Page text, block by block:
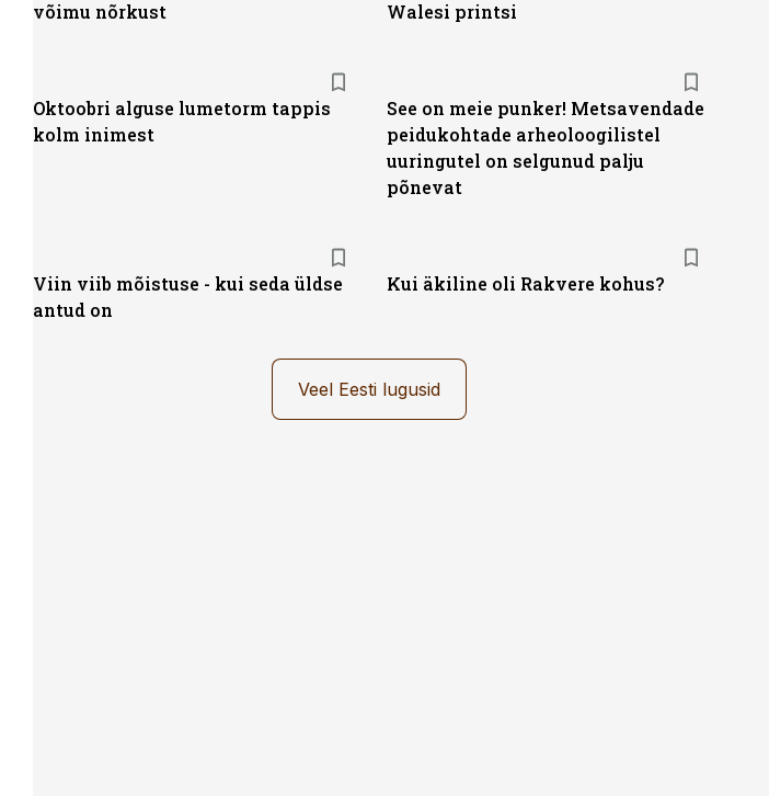
võimu nõrkust
Walesi printsi
Oktoobri alguse lumetorm tappis
kolm inimest
See on meie punker! Metsavendade
peidukohtade arheoloogilistel
uuringutel on selgunud palju
põnevat
Viin viib mõistuse - kui seda üldse
antud on
Kui äkiline oli Rakvere kohus?
Veel Eesti lugusid